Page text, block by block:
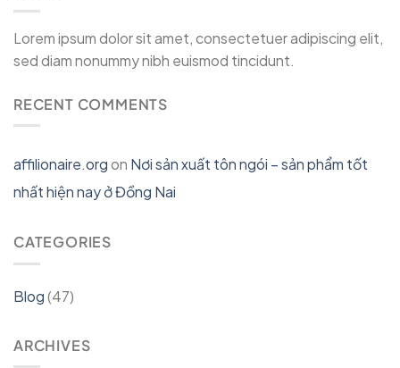
Lorem ipsum dolor sit amet, consectetuer adipiscing elit,
sed diam nonummy nibh euismod tincidunt.
RECENT COMMENTS
affilionaire.orgon Nơi sản xuất tôn ngói – sản phẩm tốt
nhất hiện nay ở Đồng Nai
CATEGORIES
Blog(47)
ARCHIVES